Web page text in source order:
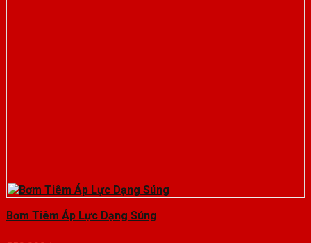
Bơm Tiêm Áp Lực Dạng Súng